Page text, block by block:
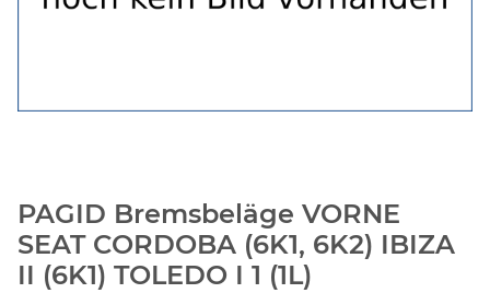
PAGID Bremsbeläge VORNE
SEAT CORDOBA (6K1, 6K2) IBIZA
II (6K1) TOLEDO I 1 (1L)